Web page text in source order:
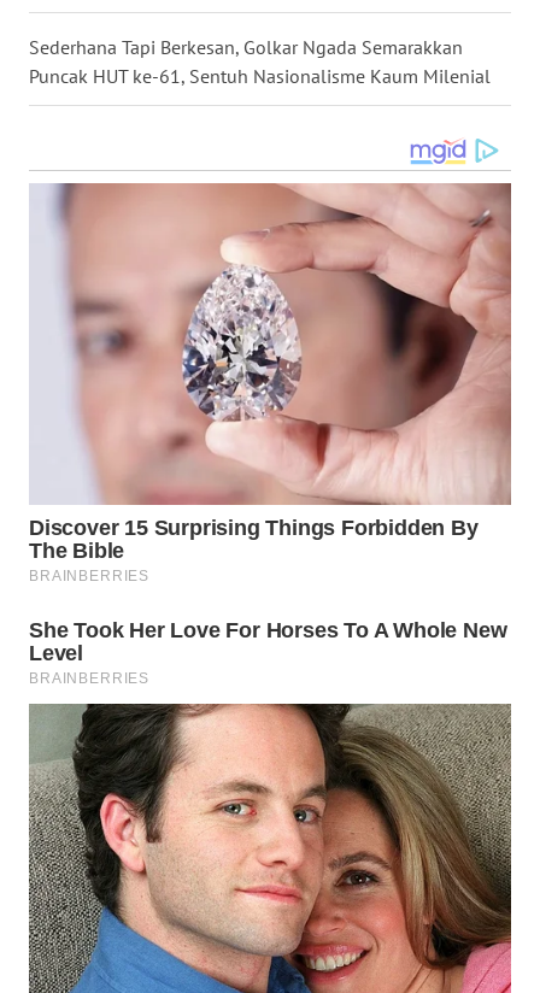
Sederhana Tapi Berkesan, Golkar Ngada Semarakkan
Puncak HUT ke-61, Sentuh Nasionalisme Kaum Milenial
DAIRI
WN
DANAU
WN
NIAS
LANGKAT
TANJUNG
LESUNG
KARO
WN
SIMALUNGUN
WN
LABUHANBATU
WN
TAPANULI
TENGAH
WN DELI